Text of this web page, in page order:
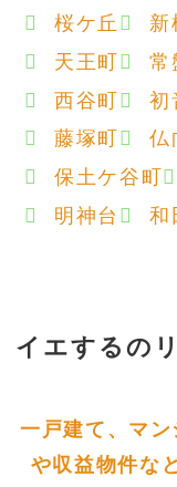
桜ケ丘
新
天王町
常
西谷町
初
藤塚町
仏
保土ケ谷町
明神台
和
イエするの
一戸建て、マ
や収益物件な